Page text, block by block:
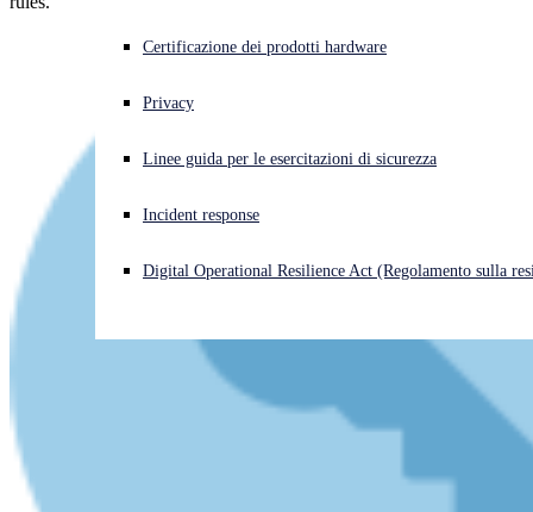
Cyberattacco in corso? Ottieni assistenza immediata
Open search
Open language switcher
Certificazione dei prodotti hardware
Privacy
Linee guida per le esercitazioni di sicurezza
Incident response
Digital Operational Resilience Act (Regolamento sulla